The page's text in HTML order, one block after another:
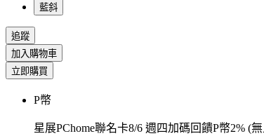
藍斜
追蹤
加入購物車
立即購買
P幣
星展PChome聯名卡8/6 週四加碼回饋P幣2% (